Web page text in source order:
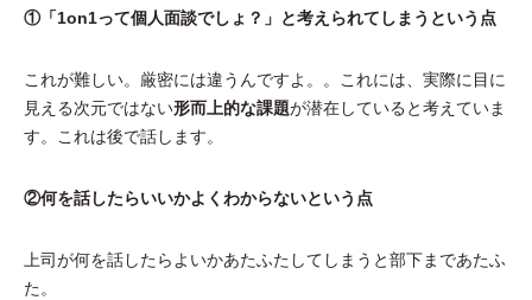
①「1on1って個人面談でしょ？」と考えられてしまうという点
これが難しい。厳密には違うんですよ。。これには、実際に目に
見える次元ではない形而上的な課題が潜在していると考えていま
す。これは後で話します。
②何を話したらいいかよくわからないという点
上司が何を話したらよいかあたふたしてしまうと部下まであたふ
た。